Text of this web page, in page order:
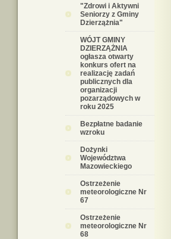
"Zdrowi i Aktywni
Seniorzy z Gminy
Dzierzążnia"
WÓJT GMINY
DZIERZĄŻNIA
ogłasza otwarty
konkurs ofert na
realizację zadań
publicznych dla
organizacji
pozarządowych w
roku 2025
Bezpłatne badanie
wzroku
Dożynki
Województwa
Mazowieckiego
Ostrzeżenie
meteorologiczne Nr
67
Ostrzeżenie
meteorologiczne Nr
68